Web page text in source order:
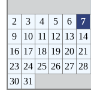
2
3 4 5 6 7
9
10 11 12 13 14
16 17 18 19 20 21
23 24 25 26 27 28
30 31